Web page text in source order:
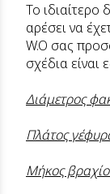
Το ιδιαίτερο
αρέσει να
W.O σας
σχέδια είναι
Διάμετρος
Πλάτος
Μήκος